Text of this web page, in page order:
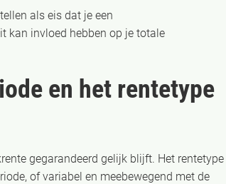
als eis dat je een
kan invloed hebben op je totale
en het rentetype
gegarandeerd gelijk blijft. Het rentetype
of variabel en meebewegend met de